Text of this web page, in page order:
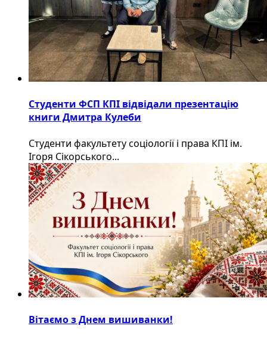
Студенти ФСП КПІ відвідали презентацію
книги Дмитра Кулеби
Студенти факультету соціології і права КПІ ім.
Ігоря Сікорського...
Вітаємо з Днем вишиванки!